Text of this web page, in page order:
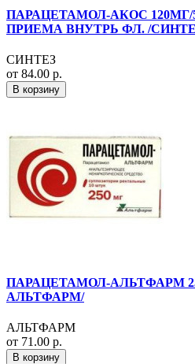
ПАРАЦЕТАМОЛ-АКОС 120МГ/
ПРИЕМА ВНУТРЬ ФЛ. /
СИНТЕЗ
от 84.00 р.
В корзину
ПАРАЦЕТАМОЛ-АЛЬТФАРМ
АЛЬТФАРМ/
АЛЬТФАРМ
от 71.00 р.
В корзину